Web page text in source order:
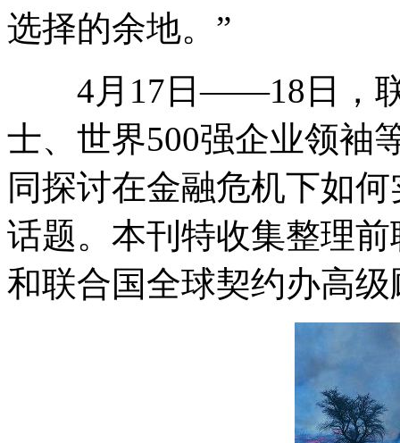
选择的余地。”
4月17日——18日，
士、世界500强企业领袖
同探讨在金融危机下如
话题。本刊特收集整理
和联合国全球契约办高